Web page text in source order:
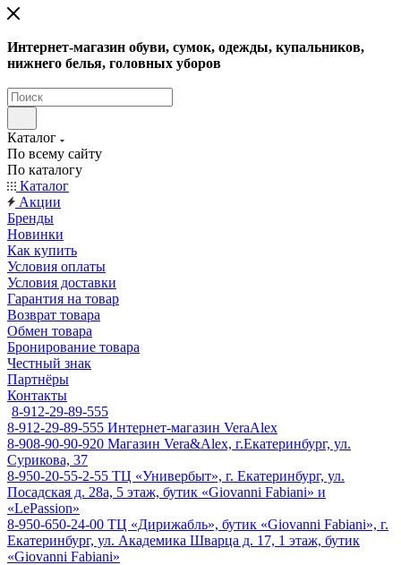
Интернет-магазин обуви, сумок, одежды, купальников,
нижнего белья, головных уборов
Каталог
По всему сайту
По каталогу
Каталог
Акции
Бренды
Новинки
Как купить
Условия оплаты
Условия доставки
Гарантия на товар
Возврат товара
Обмен товара
Бронирование товара
Честный знак
Партнёры
Контакты
8-912-29-89-555
8-912-29-89-555 Интернет-магазин VeraAlex
8-908-90-90-920 Магазин Vera&Alex, г.Екатеринбург, ул.
Сурикова, 37
8-950-20-55-2-55 ТЦ «Универбыт», г. Екатеринбург, ул.
Посадская д. 28а, 5 этаж, бутик «Giovanni Fabiani» и
«LePassion»
8-950-650-24-00 ТЦ «Дирижабль», бутик «Giovanni Fabiani», г.
Екатеринбург, ул. Академика Шварца д. 17, 1 этаж, бутик
«Giovanni Fabiani»